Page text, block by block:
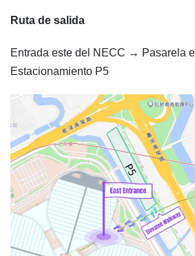
Ruta de salida
Entrada este del NECC → Pasarela
Estacionamiento P5